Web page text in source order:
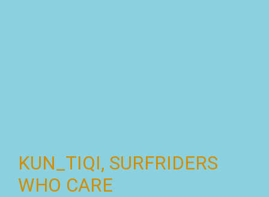
KUN_TIQI, SURFRIDERS
WHO CARE